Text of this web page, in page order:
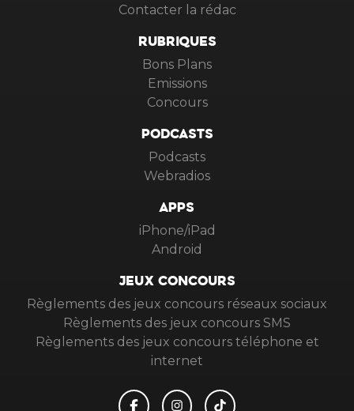
Contacter la rédac
RUBRIQUES
Bons Plans
Emissions
Concours
PODCASTS
Podcasts
Webradios
APPS
iPhone/iPad
Android
JEUX CONCOURS
Règlements des jeux concours réseaux sociaux
Règlements des jeux concours SMS
Règlements des jeux concours téléphone et
internet